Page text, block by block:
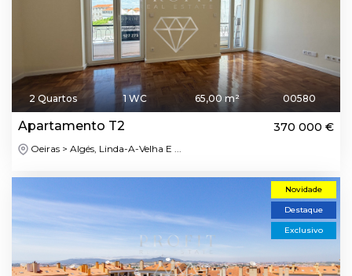
2 Quartos 1 WC 65,00 m² 00580
Apartamento T2 370 000 €
Oeiras > Algés, Linda-A-Velha E ...
Novidade
Destaque
Exclusivo